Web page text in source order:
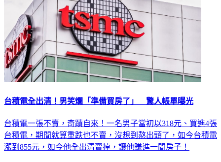
台積電全出清！男笑爛「準備買房了」 驚人帳單曝光
台積電一張不賣，奇蹟自來！一名男子當初以318元、買進4張
台積電，期間就算重跌也不賣，沒想到熬出頭了，如今台積電
漲到855元，如今他全出清賣掉，讓他賺進一間房子！